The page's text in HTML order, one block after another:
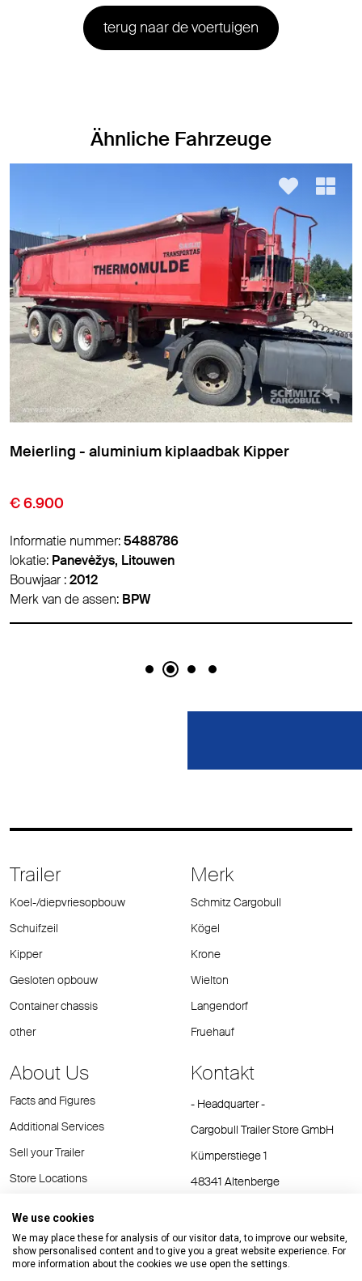
terug naar de voertuigen
Ähnliche Fahrzeuge
Meierling - aluminium kiplaadbak Kipper
€ 6.900
Informatie nummer:5488786
lokatie: Panevėžys, Litouwen
Bouwjaar :2012
Merk van de assen: BPW
Trailer
Koel-/diepvriesopbouw
Schuifzeil
Kipper
Gesloten opbouw
Container chassis
other
Merk
Schmitz Cargobull
Kögel
Krone
Wielton
Langendorf
Fruehauf
About Us
Facts and Figures
Additional Services
Sell your Trailer
Store Locations
Kontakt
- Headquarter -
Cargobull Trailer Store GmbH
Kümperstiege 1
48341 Altenberge
E-Mail:cts@cargobull.com
We use cookies
We may place these for analysis of our visitor data, to improve our website,
show personalised content and to give you a great website experience. For
more information about the cookies we use open the settings.